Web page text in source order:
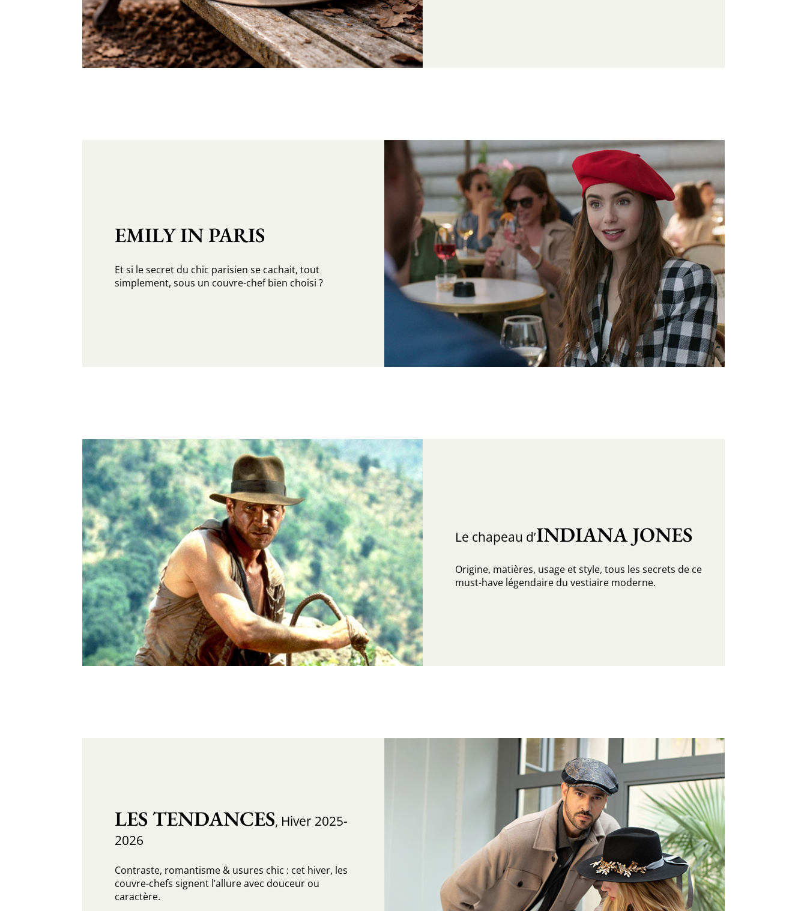
EMILY IN PARIS
Et si le secret du chic parisien se cachait, tout
simplement, sous un couvre-chef bien choisi ?
Le chapeau d’INDIANA JONES
Origine, matières, usage et style, tous les secrets de ce
must-have légendaire du vestiaire moderne.
LES TENDANCES, Hiver 2025-
2026
Contraste, romantisme & usures chic : cet hiver, les
couvre-chefs signent l’allure avec douceur ou
caractère.